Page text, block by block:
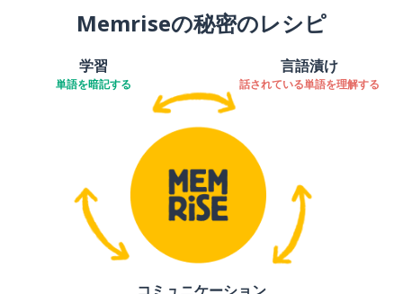
Memriseの秘密のレシピ
学習
単語を暗記する
言語漬け
話されている単語を理解する